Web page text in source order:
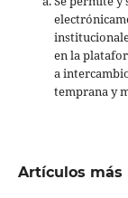
en la
a
temprana y
Artículos más